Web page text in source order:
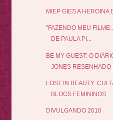
MIEP GIES A HEROINA
"FAZENDO MEU FILME:
DE PAULA PI...
BE MY GUEST: O
JONES RESENHADO
LOST IN BEAUTY:
BLOGS FEMININOS
DIVULGANDO 2010